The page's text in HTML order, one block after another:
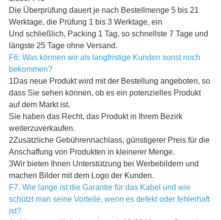
Die Überprüfung dauert je nach Bestellmenge 5 bis 21
Werktage, die Prüfung 1 bis 3 Werktage, ein
Und schließlich, Packing 1 Tag, so schnellste 7 Tage und
längste 25 Tage ohne Versand.
F6: Was können wir als langfristige Kunden sonst noch
bekommen?
1Das neue Produkt wird mit der Bestellung angeboten, so
dass Sie sehen können, ob es ein potenzielles Produkt
auf dem Markt ist.
Sie haben das Recht, das Produkt in Ihrem Bezirk
weiterzuverkaufen.
2Zusätzliche Gebührennachlass, günstigerer Preis für die
Anschaffung von Produkten in kleinerer Menge.
3Wir bieten Ihnen Unterstützung bei Werbebildern und
machen Bilder mit dem Logo der Kunden.
F7. Wie lange ist die Garantie für das Kabel und wie
schützt man seine Vorteile, wenn es defekt oder fehlerhaft
ist?